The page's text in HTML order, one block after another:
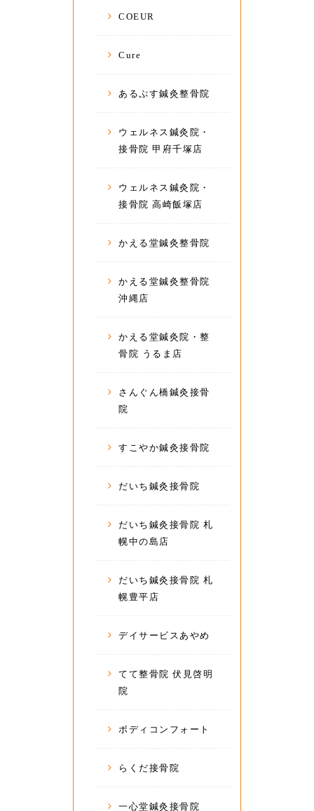
COEUR
Cure
あるぷす鍼灸整骨院
ウェルネス鍼灸院・
接骨院 甲府千塚店
ウェルネス鍼灸院・
接骨院 高崎飯塚店
かえる堂鍼灸整骨院
かえる堂鍼灸整骨院
沖縄店
かえる堂鍼灸院・整
骨院 うるま店
さんぐん橋鍼灸接骨
院
すこやか鍼灸接骨院
だいち鍼灸接骨院
だいち鍼灸接骨院 札
幌中の島店
だいち鍼灸接骨院 札
幌豊平店
デイサービスあやめ
てて整骨院 伏見啓明
院
ボディコンフォート
らくだ接骨院
一心堂鍼灸接骨院